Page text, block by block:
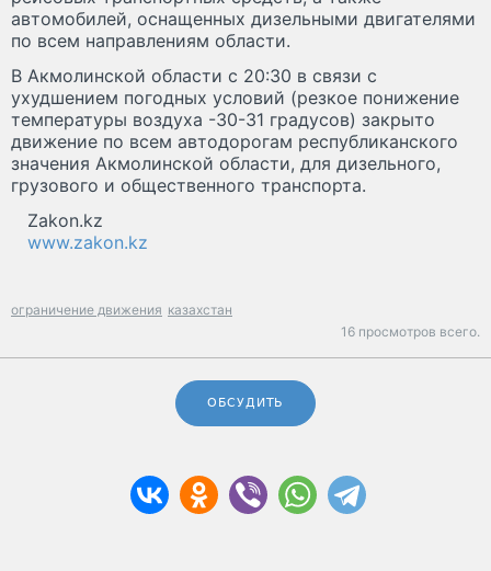
автомобилей, оснащенных дизельными двигателями
по всем направлениям области.
В Акмолинской области с 20:30 в связи с
ухудшением погодных условий (резкое понижение
температуры воздуха -30-31 градусов) закрыто
движение по всем автодорогам республиканского
значения Акмолинской области, для дизельного,
грузового и общественного транспорта.
Zakon.kz
www.zakon.kz
ограничение движения казахстан
16 просмотров всего.
ОБСУДИТЬ